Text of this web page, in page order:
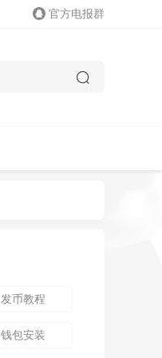
官方电报群
发币教程
钱包安装